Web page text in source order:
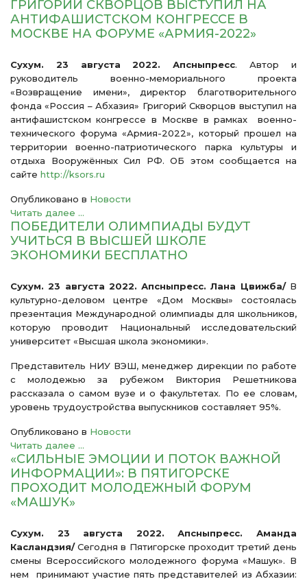
ГРИГОРИЙ СКВОРЦОВ ВЫСТУПИЛ НА
АНТИФАШИСТСКОМ КОНГРЕССЕ В
МОСКВЕ НА ФОРУМЕ «АРМИЯ-2022»
Сухум. 23 августа 2022. Апсныпресс. Автор и
руководитель военно-мемориального проекта
«Возвращение имени», директор благотворительного
фонда «Россия – Абхазия» Григорий Скворцов выступил на
антифашистском конгрессе в Москве в рамках военно-
технического форума «Армия-2022», который прошел на
территории военно-патриотического парка культуры и
отдыха Вооружённых Сил РФ. ОБ этом сообщается на
сайте http://ksors.ru
Опубликовано в Новости
Читать далее ...
ПОБЕДИТЕЛИ ОЛИМПИАДЫ БУДУТ
УЧИТЬСЯ В ВЫСШЕЙ ШКОЛЕ
ЭКОНОМИКИ БЕСПЛАТНО
Сухум. 23 августа 2022. Апсныпресс. Лана Цвижба/В
культурно-деловом центре «Дом Москвы» состоялась
презентация Международной олимпиады для школьников,
которую проводит Национальный исследовательский
университет «Высшая школа экономики».
Представитель НИУ ВЭШ, менеджер дирекции по работе
с молодежью за рубежом Виктория Решетникова
рассказала о самом вузе и о факультетах. По ее словам,
уровень трудоустройства выпускников составляет 95%.
Опубликовано в Новости
Читать далее ...
«СИЛЬНЫЕ ЭМОЦИИ И ПОТОК ВАЖНОЙ
ИНФОРМАЦИИ»: В ПЯТИГОРСКЕ
ПРОХОДИТ МОЛОДЕЖНЫЙ ФОРУМ
«МАШУК»
Сухум. 23 августа 2022. Апсныпресс.
Аманда
Касландзия/Сегодня в Пятигорске проходит третий день
смены Всероссийского молодежного форума «Машук». В
нем принимают участие пять представителей из Абхазии: